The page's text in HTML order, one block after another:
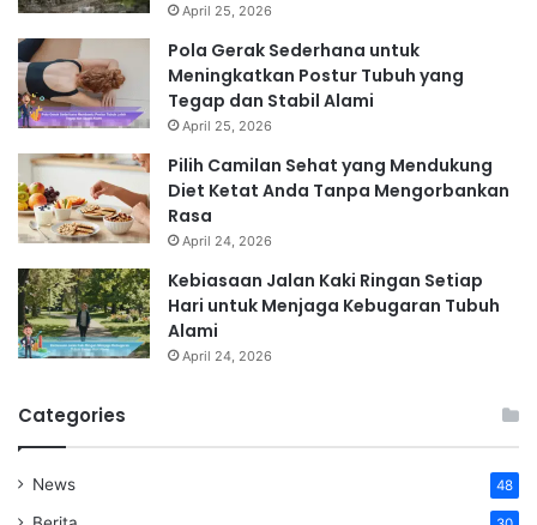
April 25, 2026
Pola Gerak Sederhana untuk
Meningkatkan Postur Tubuh yang
Tegap dan Stabil Alami
April 25, 2026
Pilih Camilan Sehat yang Mendukung
Diet Ketat Anda Tanpa Mengorbankan
Rasa
April 24, 2026
Kebiasaan Jalan Kaki Ringan Setiap
Hari untuk Menjaga Kebugaran Tubuh
Alami
April 24, 2026
Categories
News 48